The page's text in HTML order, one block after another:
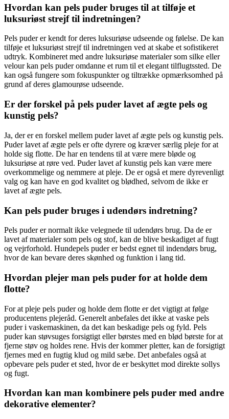
Hvordan kan pels puder bruges til at tilføje et
luksuriøst strejf til indretningen?
Pels puder er kendt for deres luksuriøse udseende og følelse. De kan
tilføje et luksuriøst strejf til indretningen ved at skabe et sofistikeret
udtryk. Kombineret med andre luksuriøse materialer som silke eller
velour kan pels puder omdanne et rum til et elegant tilflugtssted. De
kan også fungere som fokuspunkter og tiltrække opmærksomhed på
grund af deres glamourøse udseende.
Er der forskel på pels puder lavet af ægte pels og
kunstig pels?
Ja, der er en forskel mellem puder lavet af ægte pels og kunstig pels.
Puder lavet af ægte pels er ofte dyrere og kræver særlig pleje for at
holde sig flotte. De har en tendens til at være mere bløde og
luksuriøse at røre ved. Puder lavet af kunstig pels kan være mere
overkommelige og nemmere at pleje. De er også et mere dyrevenligt
valg og kan have en god kvalitet og blødhed, selvom de ikke er
lavet af ægte pels.
Kan pels puder bruges i udendørs indretning?
Pels puder er normalt ikke velegnede til udendørs brug. Da de er
lavet af materialer som pels og stof, kan de blive beskadiget af fugt
og vejrforhold. Hundepels puder er bedst egnet til indendørs brug,
hvor de kan bevare deres skønhed og funktion i lang tid.
Hvordan plejer man pels puder for at holde dem
flotte?
For at pleje pels puder og holde dem flotte er det vigtigt at følge
producentens plejeråd. Generelt anbefales det ikke at vaske pels
puder i vaskemaskinen, da det kan beskadige pels og fyld. Pels
puder kan støvsuges forsigtigt eller børstes med en blød børste for at
fjerne støv og holdes rene. Hvis der kommer pletter, kan de forsigtigt
fjernes med en fugtig klud og mild sæbe. Det anbefales også at
opbevare pels puder et sted, hvor de er beskyttet mod direkte sollys
og fugt.
Hvordan kan man kombinere pels puder med andre
dekorative elementer?